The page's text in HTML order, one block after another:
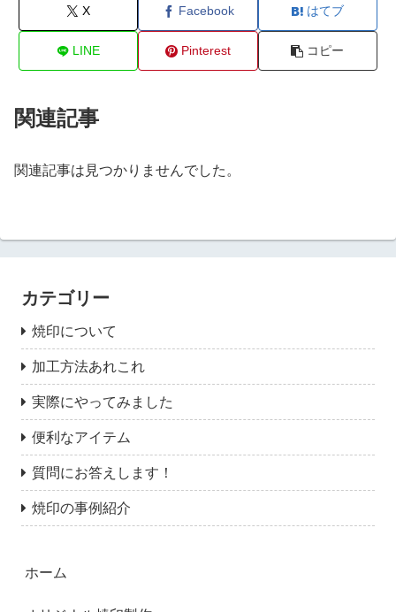
X Facebook はてブ
LINE Pinterest コピー
関連記事
関連記事は見つかりませんでした。
カテゴリー
焼印について
加工方法あれこれ
実際にやってみました
便利なアイテム
質問にお答えします！
焼印の事例紹介
ホーム